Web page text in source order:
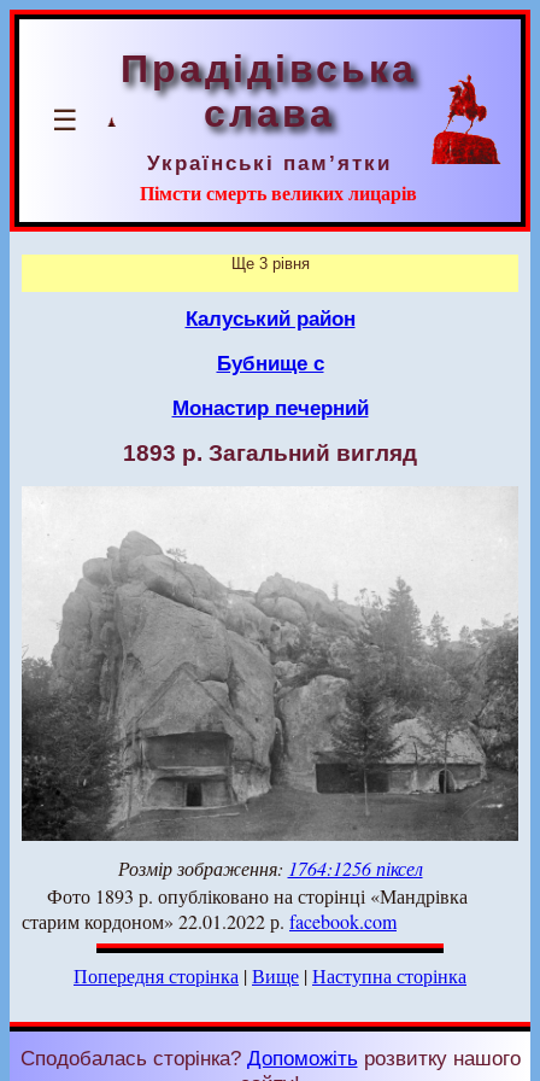
☰
Прадідівська
слава
Українські пам’ятки
Пімсти смерть великих лицарів
Ще 3 рівня
Калуський район
Бубнище с
Монастир печерний
1893 р. Загальний вигляд
Розмір зображення: 1764:1256 піксел
Фото 1893 р. опубліковано на сторінці «Мандрівка
старим кордоном» 22.01.2022 р. facebook.com
Попередня сторінка |Вище |Наступна сторінка
Сподобалась сторінка? Допоможітьрозвитку нашого